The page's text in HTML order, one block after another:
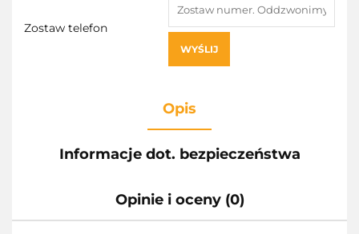
Zostaw telefon
WYŚLIJ
Opis
Informacje dot. bezpieczeństwa
Opinie i oceny (0)